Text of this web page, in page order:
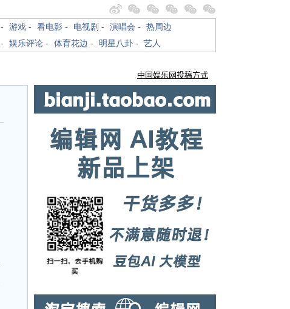
- 游戏 - 看电影 - 电视剧 - 演唱会 - 热周边
- 娱乐评论 - 体育花边 - 明星八卦 - 艺人